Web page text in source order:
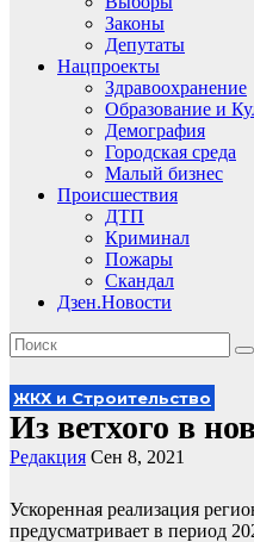
Законы
Депутаты
Нацпроекты
Здравоохранение
Образование и
Демография
Городская среда
Малый бизнес
Происшествия
ДТП
Криминал
Пожары
Скандал
Дзен.Новости
ЖКХ и Строительство
Из ветхого в
Редакция Сен 8, 2021
Ускоренная реализация
предусматривает в период